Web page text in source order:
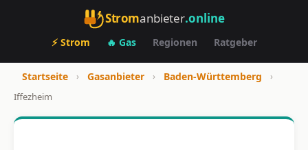
Stromanbieter.online
⚡ Strom 🔥 Gas Regionen Ratgeber
Startseite › Gasanbieter › Baden-Württemberg
›
Iffezheim